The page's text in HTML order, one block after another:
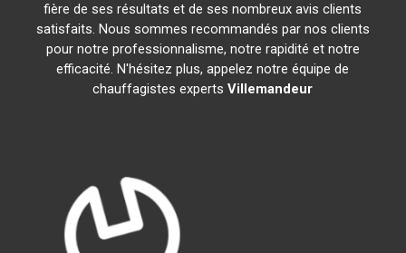
fière de ses résultats et de ses nombreux avis clients
satisfaits. Nous sommes recommandés par nos clients
pour notre professionnalisme, notre rapidité et notre
efficacité. N'hésitez plus, appelez notre équipe de
chauffagistes expertsVillemandeur